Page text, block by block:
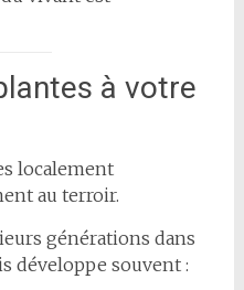
à votre
localement
au terroir.
générations dans
développe souvent :